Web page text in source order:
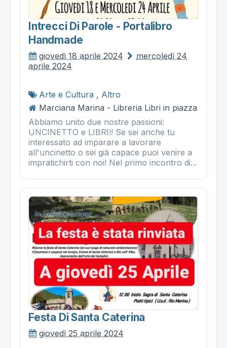
Intrecci Di Parole - Portalibro
Handmade
giovedì 18 aprile 2024
mercoledì 24
aprile 2024
Arte e Cultura , Altro
Marciana Marina - Libreria Libri in piazza
Abbiamo unito due nostre passioni:
UNCINETTO e LIBRI!! Se sei anche tu
interessato ad imparare a lavorare
all'uncinetto o sei già capace puoi venire a
impratichirti con noi! Nel primo incontro di...
Festa Di Santa Caterina
giovedì 25 aprile 2024